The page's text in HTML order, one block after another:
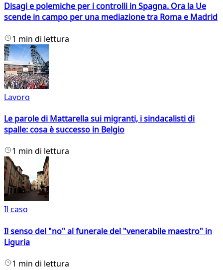
Disagi e polemiche per i controlli in Spagna. Ora la Ue
scende in campo per una mediazione tra Roma e Madrid
1 min di lettura
Lavoro
Le parole di Mattarella sui migranti, i sindacalisti di
spalle: cosa è successo in Belgio
1 min di lettura
Il caso
Il senso del "no" al funerale del "venerabile maestro" in
Liguria
1 min di lettura